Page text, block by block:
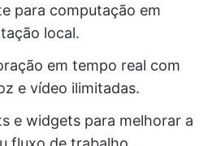
para computação em
local.
em tempo real com
e vídeo ilimitadas.
e widgets para melhorar a